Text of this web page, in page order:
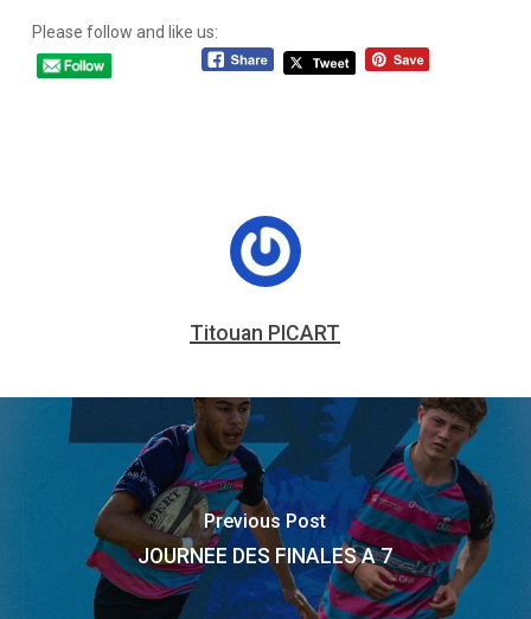
Please follow and like us:
Titouan PICART
Previous Post
JOURNEE DES FINALES A 7